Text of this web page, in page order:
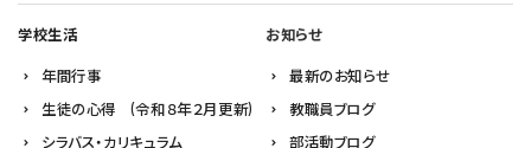
学校生活
年間行事
生徒の心得 (令和８年２月更新)
シラバス・カリキュラム
お知らせ
最新のお知らせ
教職員ブログ
部活動ブログ